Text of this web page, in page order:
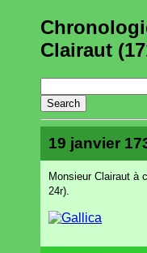
Clairaut
19 janvier
Monsieur Clairaut à
24r).